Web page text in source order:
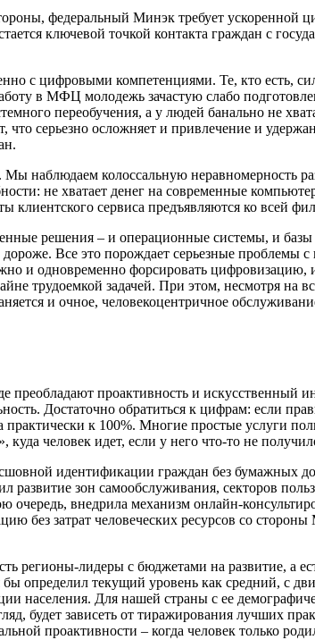
федеральный Минэк требует ускоренной
ключевой точкой контакта граждан с
с цифровыми компетенциями. Те, кто есть,
в МФЦ молодежь зачастую слабо
переобучения, а у людей банально не
серьезно осложняет и привлечение и
наблюдаем колоссальную неравномерность
не хватает денег на современные
сервиса предъявляются ко всей
решения – и операционные системы, и
Все это порождает серьезные проблемы с
и одновременно форсировать цифровизацию,
трудоемкой задачей. При этом, несмотря
и очное, человекоцентричное
преобладают проактивность и искусственный
Достаточно обратиться к цифрам: если
к 100%. Многие простые услуги
человек идет, если у него что-то не
идентификации граждан без бумажных
зон самообслуживания, секторов
внедрила механизм онлайн-
без затрат человеческих ресурсов со
лидеры с бюджетами на развитие, а
определил текущий уровень как средний, с
населения. Для нашей страны с ее
будет зависеть от тиражирования лучших
проактивности – когда человек только